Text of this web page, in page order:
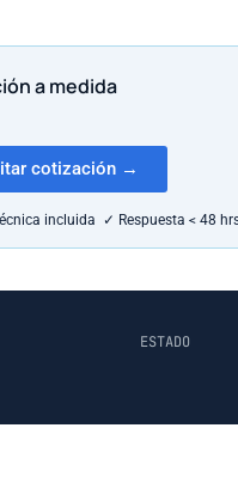
a medida
cotización →
incluida ✓ Respuesta < 48
ESTADO